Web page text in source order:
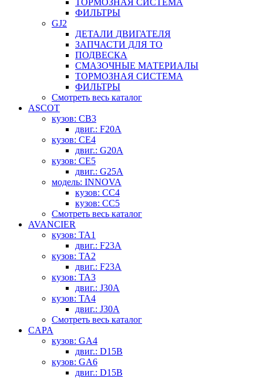
ТОРМОЗНАЯ СИСТЕМА
ФИЛЬТРЫ
GJ2
ДЕТАЛИ ДВИГАТЕЛЯ
ЗАПЧАСТИ ДЛЯ ТО
ПОДВЕСКА
СМАЗОЧНЫЕ МАТЕРИАЛЫ
ТОРМОЗНАЯ СИСТЕМА
ФИЛЬТРЫ
Смотреть весь каталог
ASCOT
кузов: CB3
двиг.: F20A
кузов: CE4
двиг.: G20A
кузов: CE5
двиг.: G25A
модель: INNOVA
кузов: CC4
кузов: CC5
Смотреть весь каталог
AVANCIER
кузов: TA1
двиг.: F23A
кузов: TA2
двиг.: F23A
кузов: TA3
двиг.: J30A
кузов: TA4
двиг.: J30A
Смотреть весь каталог
CAPA
кузов: GA4
двиг.: D15B
кузов: GA6
двиг.: D15B